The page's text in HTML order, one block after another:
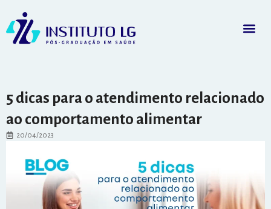
5 dicas para o atendimento relacionado
ao comportamento alimentar
20/04/2023